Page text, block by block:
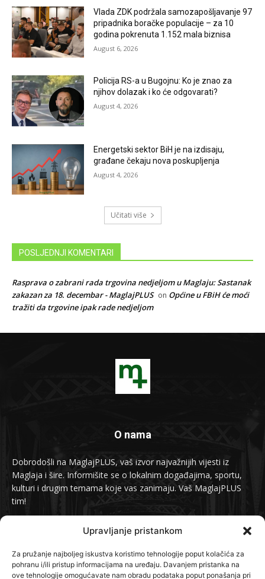
Upravljanje pristankom
Za pružanje najboljeg iskustva koristimo tehnologije poput kolačića za
pohranu i/ili pristup informacijama na uređaju. Davanjem pristanka na
ove tehnologije omogućavate nam obradu podataka poput ponašanja pri
Vlada ZDK podržala samozapošljavanje 97
pripadnika boračke populacije – za 10
godina pokrenuta 1.152 mala biznisa
August 6, 2026
Policija RS-a u Bugojnu: Ko je znao za
njihov dolazak i ko će odgovarati?
August 4, 2026
Energetski sektor BiH je na izdisaju,
građane čekaju nova poskupljenja
August 4, 2026
Učitati više
POSLJEDNJI KOMENTARI
Rasprava o zabrani rada trgovina nedjeljom u Maglaju: Sastanak
zakazan za 18. decembar - MaglajPLUS on Općine u FBiH će moći
tražiti da trgovine ipak rade nedjeljom
O nama
Dobrodošli na MaglajPLUS, vaš izvor najvažnijih vijesti iz
Maglaja i šire. Informišite se o lokalnim događajima, sportu,
kulturi i drugim temama koje vas zanimaju. Vaš MaglajPLUS
tim!
info@maglajplus.ba
Pratite nas na